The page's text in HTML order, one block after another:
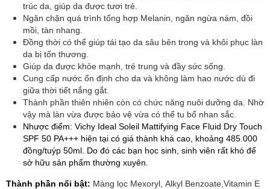
trúc da, giúp da được tươi trẻ.
Ngăn chặn quá trình tổng hợp Melanin, ngăn ngừa nám, đồi
mồi, tàn nhang.
Đồng thời có thể giúp tái tạo da sâu bên trong và khôi phục làn
da bị tổn thương.
Giúp da được khỏe mạnh, trẻ trung và đầy sức sống.
Cung cấp nước ổn định cho da và không làm hao nước dù đi
giữa thời tiết nắng gắt.
Thành phần thiên nhiên còn có chức năng nuôi dưỡng da. Nhờ
vậy mà làn vừa được bảo vệ vừa có thể tu bổ nhan sắc.
Nhược điểm: Vichy Ideal Soleil Mattifying Face Fluid Dry Touch
SPF 50 PA+++ hiện tại có giá thành khá cao, khoảng 485.000
đồng/tuýp 50ml. Do đó các bạn học sinh, sinh viên rất khó để
sở hữu sản phẩm thường xuyên.
Thành phần nổi bật: Màng lọc Mexoryl, Alkyl Benzoate,Vitamin E